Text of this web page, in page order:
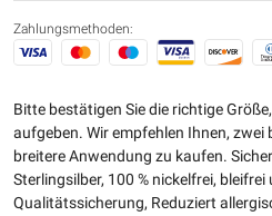
Zahlungsmethoden:
Bitte bestätigen Sie die richtige
aufgeben. Wir empfehlen Ihnen,
breitere Anwendung zu kaufen.
Sterlingsilber, 100 % nickelfrei,
Qualitätssicherung, Reduziert